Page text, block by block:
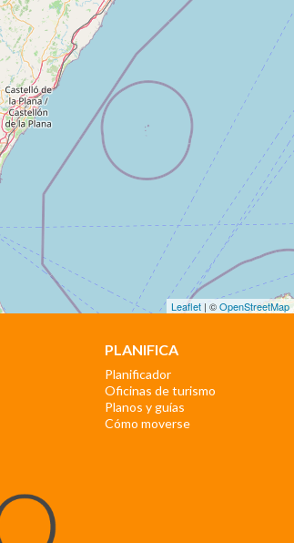
Leaflet | ©OpenStreetMap
PLANIFICA
Planificador
Oficinas de turismo
Planos y guías
Cómo moverse